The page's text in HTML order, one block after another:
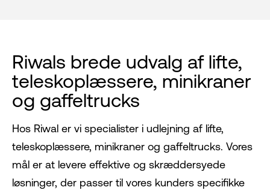
Riwals brede udvalg af lifte,
teleskoplæssere, minikraner
og gaffeltrucks
Hos Riwal er vi specialister i udlejning af lifte,
teleskoplæssere, minikraner og gaffeltrucks. Vores
mål er at levere effektive og skræddersyede
løsninger, der passer til vores kunders specifikke